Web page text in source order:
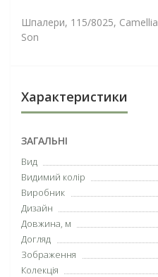
Шпалери, 115/8025,
Son
Характеристики
ЗАГАЛЬНІ
Вид
Видимий колір
Виробник
Дизайн
Довжина, м
Догляд
Зображення
Колекція